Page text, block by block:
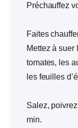
Préchauffez
Faites
Mettez à
tomates, les
les feuilles
Salez,
min.